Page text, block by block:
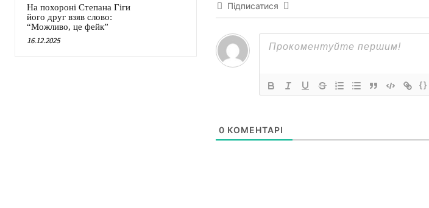
На похороні Степана Гіги
його друг взяв слово:
“Можливо, це фейк”
16.12.2025
Підписатися
{}
0 КОМЕНТАРІ